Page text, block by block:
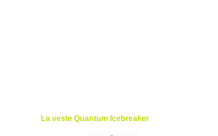
La veste Quantum Icebreaker